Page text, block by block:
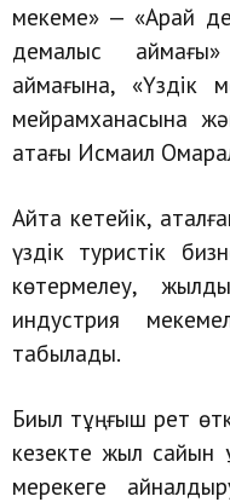
мекеме» — «Арай
демалыс
аймағына, «Үздік
мейрамханасына
атағы Исмаил
Айта кетейік,
үздік туристік
көтермелеу,
индустрия
табылады.
Биыл тұңғыш рет
кезекте жыл сайын
мерекеге